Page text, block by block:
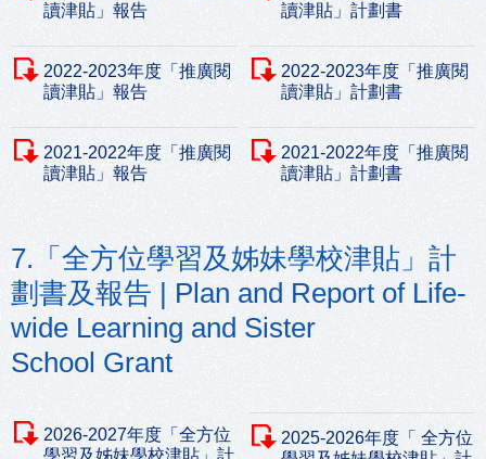
讀津貼」報告
讀津貼」計劃書
2022-2023年度「推廣閱
讀津貼」報告
2022-2023年度「推廣閱
讀津貼」計劃書
2021-2022年度「推廣閱
讀津貼」報告
2021-2022年度「推廣閱
讀津貼」計劃書
7.「全方位學習及姊妹學校津貼」計
劃書及報告 | Plan and Report of Life-
wide Learning and Sister
School Grant
2026-2027年度「全方位
學習及姊妹學校津貼」計
2025-2026年度「 全方位